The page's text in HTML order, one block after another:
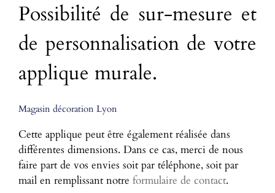
Possibilité de sur-mesure et
de personnalisation de votre
applique murale.
Magasin décoration Lyon
Cette applique peut être également réalisée dans
différentes dimensions. Dans ce cas, merci de nous
faire part de vos envies soit par téléphone, soit par
mail en remplissant notre formulaire de contact.